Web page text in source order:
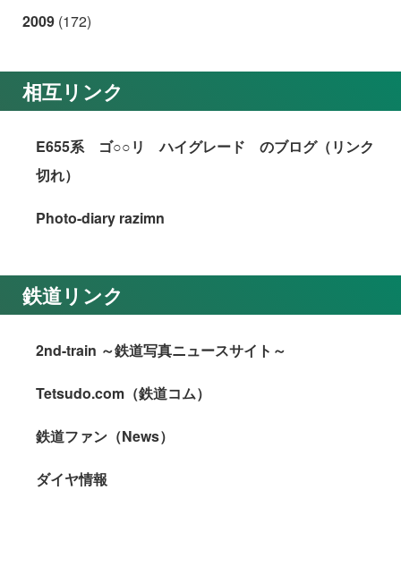
2009 (172)
相互リンク
E655系 ゴ○○リ ハイグレード のブログ（リンク
切れ）
Photo-diary razimn
鉄道リンク
2nd-train ～鉄道写真ニュースサイト～
Tetsudo.com（鉄道コム）
鉄道ファン（News）
ダイヤ情報